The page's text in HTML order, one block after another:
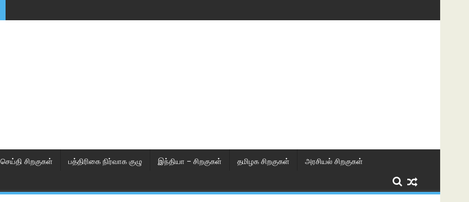
செய்தி சிறகுகள் பத்திரிகை நிர்வாக குழு இந்தியா – சிறகுகள் தமிழக சிறகுகள் அரசியல் சிறகுகள்